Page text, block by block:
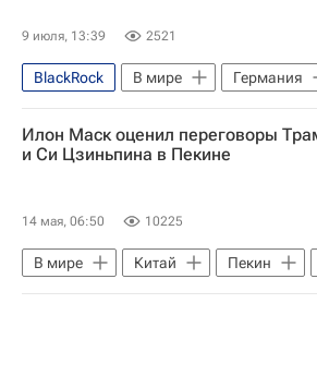
9 июля, 13:39 2521
BlackRock В мире
Германия
Алиса Вайдель
Фридрих Мерц
НАТО
Илон Маск оценил переговоры
и Си Цзиньпина в Пекине
14 мая, 06:50 10225
В мире Китай Пекин
Дональд Трамп
Илон Маск